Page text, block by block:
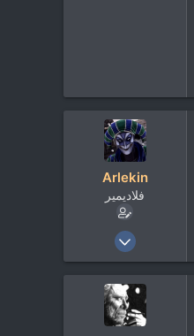
Arlekin
فلاديمير
23 Июн 2008
13.865
rmmedia.ru